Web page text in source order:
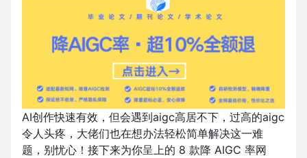
AI创作快速有效，但会遇到aigc高居不下，过高的aigc
令人头疼，大佬们也在想办法轻松简单解决这一难
题，别忧心！接下来为你呈上的 8 款降 AIGC 率网